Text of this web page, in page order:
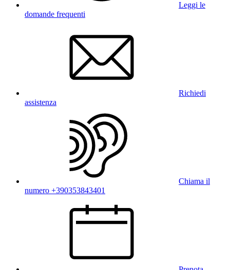
Leggi le
domande frequenti
Richiedi
assistenza
Chiama il
numero +390353843401